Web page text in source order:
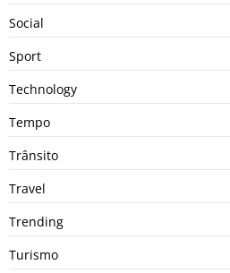
Social
Sport
Technology
Tempo
Trânsito
Travel
Trending
Turismo